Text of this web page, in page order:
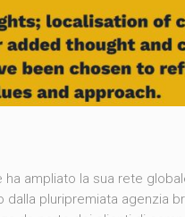
ampliato la sua rete
pluripremiata agenzia